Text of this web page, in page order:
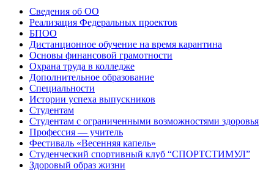
Сведения об ОО
Реализация Федеральных проектов
БПОО
Дистанционное обучение на время карантина
Основы финансовой грамотности
Охрана труда в колледже
Дополнительное образование
Специальности
Истории успеха выпускников
Студентам
Студентам с ограниченными возможностями здоровья
Профессия — учитель
Фестиваль «Весенняя капель»
Студенческий спортивный клуб “СПОРТСТИМУЛ”
Здоровый образ жизни